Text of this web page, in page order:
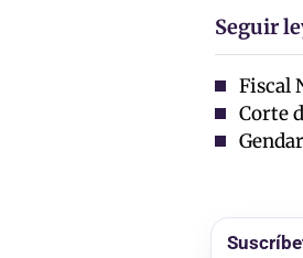
Seguir
Fiscal
Corte